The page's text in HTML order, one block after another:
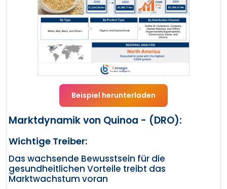
Beispiel herunterladen
Marktdynamik von Quinoa - (DRO):
Wichtige Treiber:
Das wachsende Bewusstsein für die
gesundheitlichen Vorteile treibt das
Marktwachstum voran